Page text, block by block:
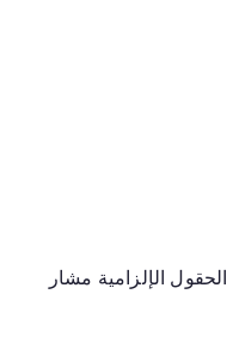
الحقول الإلزامية مشار